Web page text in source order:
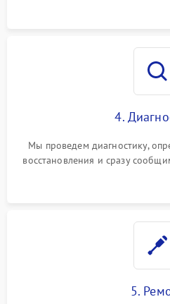
4.
Мы проведем диагностику,
восстановления и сразу
5.